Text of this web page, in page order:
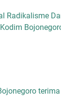
Radikalisme
terima